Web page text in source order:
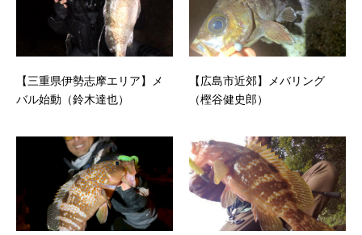
【三重県伊勢志摩エリア】メ
バル始動（鈴木達也）
【広島市近郊】メバリング
（樫谷健史郎）